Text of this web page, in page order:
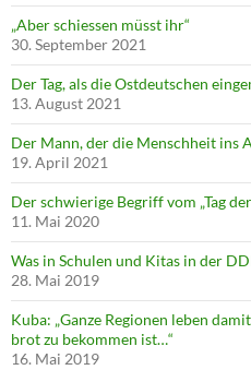
„Aber schiessen müsst ihr“
30. September 2021
Der Tag, als die Ostdeutschen
13. August 2021
Der Mann, der die Menschheit ins
19. April 2021
Der schwierige Begriff vom „Tag
11. Mai 2020
Was in Schulen und Kitas in der
28. Mai 2019
Kuba: „Ganze Regionen leben
brot zu bekommen ist…“
16. Mai 2019